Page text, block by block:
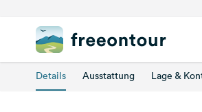
Details Ausstattung Lage &